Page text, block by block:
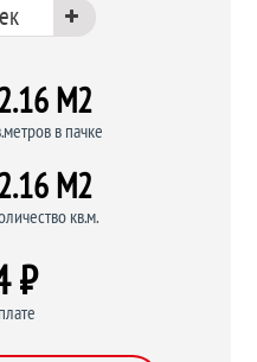
M2
в пачке
M2
кв.м.
₽